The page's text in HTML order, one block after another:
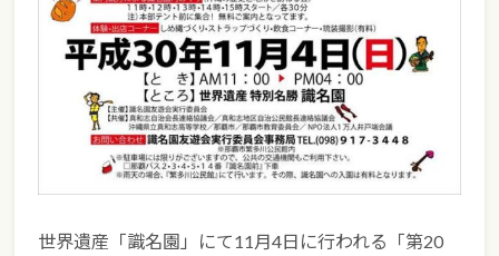
世界遺産「識名園」にて11月4日に行われる「第20